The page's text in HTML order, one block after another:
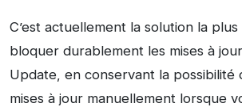
C’est actuellement la solution la
bloquer durablement les mises à
Update, en conservant la possibilité
mises à jour manuellement lorsque